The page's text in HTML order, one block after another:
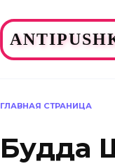
ГЛАВНАЯ СТРАНИЦА
Будда